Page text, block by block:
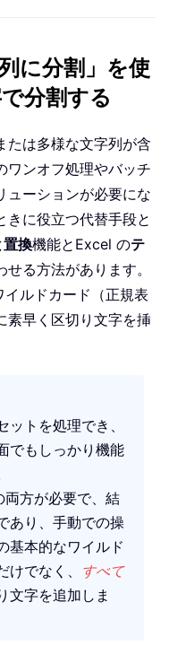
に分割」を使
分割する
たは多様な文字列が含
ワンオフ処理やバッチ
ューションが必要にな
きに役立つ代替手段と
置換機能とExcel のテ
る方法があります。
ルドカード（正規表
素早く区切り文字を挿
ットを処理でき、
でもしっかり機能
方が必要で、結
あり、手動での操
基本的なワイルド
でなく、
すべて
文字を追加しま